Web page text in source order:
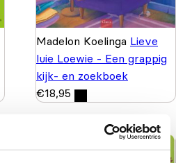
Madelon Koelinga Lieve
luie Loewie - Een grappig
kijk- en zoekboek
€18,95